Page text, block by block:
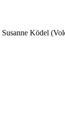
Susanne Ködel